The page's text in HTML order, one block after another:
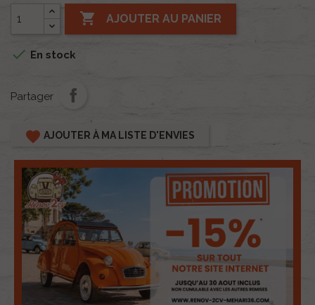
 AJOUTER AU PANIER
 En stock
Partager
favorite AJOUTER À MA LISTE D'ENVIES